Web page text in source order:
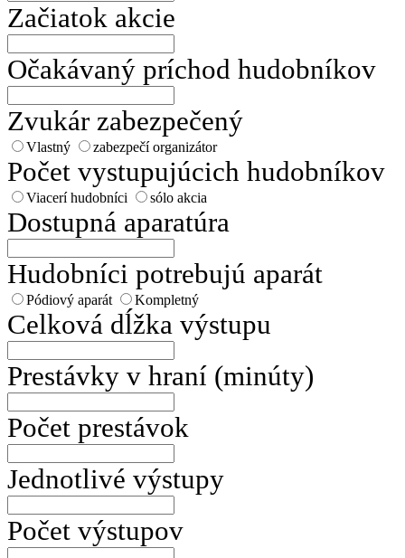
Začiatok akcie
Očakávaný príchod hudobníkov
Zvukár zabezpečený
Vlastný zabezpečí organizátor
Počet vystupujúcich hudobníkov
Viacerí hudobníci sólo akcia
Dostupná aparatúra
Hudobníci potrebujú aparát
Pódiový aparát Kompletný
Celková dĺžka výstupu
Prestávky v hraní (minúty)
Počet prestávok
Jednotlivé výstupy
Počet výstupov